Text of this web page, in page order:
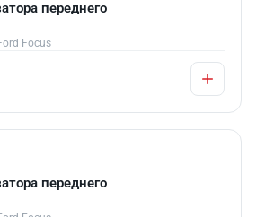
переднего
Focus
переднего